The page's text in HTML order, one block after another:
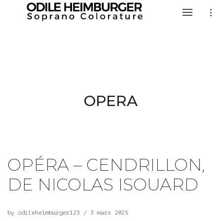
OPERA
OPÉRA – CENDRILLON,
DE NICOLAS ISOUARD
by odileheimburger123 / 3 mars 2025